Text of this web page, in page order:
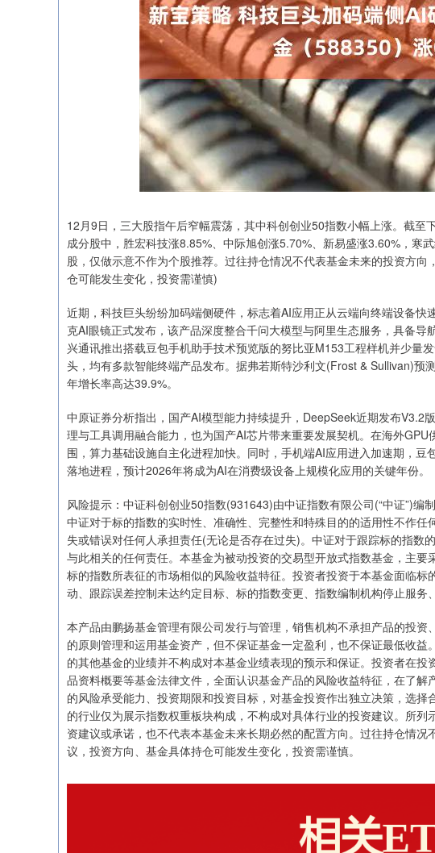
12月9日，三大股指午后窄幅震荡，其中科创创业50指数小幅上涨。截
成分股中，胜宏科技涨8.85%、中际旭创涨5.70%、新易盛涨3.60%，寒
股，仅做示意不作为个股推荐。过往持仓情况不代表基金未来的投资方
仓可能发生变化，投资需谨慎)
近期，科技巨头纷纷加码端侧硬件，标志着AI应用正从云端向终端设备
克AI眼镜正式发布，该产品深度整合千问大模型与阿里生态服务，具备
兴通讯推出搭载豆包手机助手技术预览版的努比亚M153工程样机并少量
头，均有多款智能终端产品发布。据弗若斯特沙利文(Frost & Sullivan)预
年增长率高达39.9%。
中原证券分析指出，国产AI模型能力持续提升，DeepSeek近期发布V3.2
理与工具调用融合能力，也为国产AI芯片带来重要发展契机。在海外
围，算力基础设施自主化进程加快。同时，手机端AI应用进入加速期，
落地进程，预计2026年将成为AI在消费级设备上规模化应用的关键年份。
风险提示：中证科创创业50指数(931643)由中证指数有限公司(“中证”)编
中证对于标的指数的实时性、准确性、完整性和特殊目的的适用性不作
失或错误对任何人承担责任(无论是否存在过失)。中证对于跟踪标的指数
与此相关的任何责任。本基金为被动投资的交易型开放式指数基金，主
标的指数所表征的市场相似的风险收益特征。投资者投资于本基金面临
动、跟踪误差控制未达约定目标、标的指数变更、指数编制机构停止服务
本产品由鹏扬基金管理有限公司发行与管理，销售机构不承担产品的投
的原则管理和运用基金资产，但不保证基金一定盈利，也不保证最低收
的其他基金的业绩并不构成对本基金业绩表现的预示和保证。投资者在
品资料概要等基金法律文件，全面认识基金产品的风险收益特征，在了
的风险承受能力、投资期限和投资目标，对基金投资作出独立决策，选
的行业仅为展示指数权重板块构成，不构成对具体行业的投资建议。所
资建议或承诺，也不代表本基金未来长期必然的配置方向。过往持仓情
议，投资方向、基金具体持仓可能发生变化，投资需谨慎。